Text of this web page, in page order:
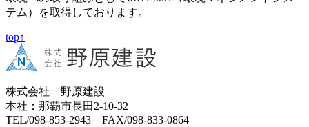
テム）を取得しております。
top↑
株式会社 野原建設
本社：那覇市長田2-10-32
TEL/098-853-2943 FAX/098-833-0864